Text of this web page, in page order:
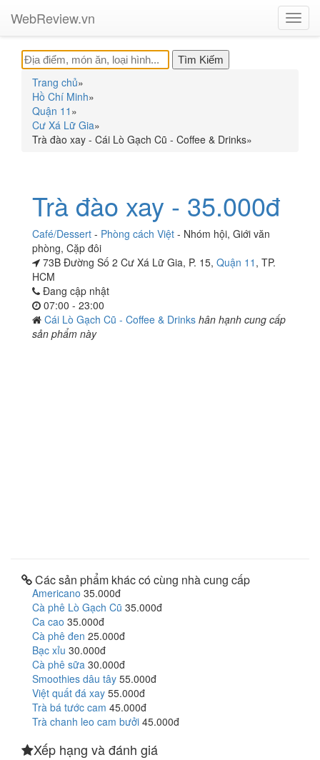
WebReview.vn
Trang chủ»
Hồ Chí Minh»
Quận 11 »
Cư Xá Lữ Gia»
Trà đào xay - Cái Lò Gạch Cũ - Coffee & Drinks»
Trà đào xay - 35.000đ
Café/Dessert - Phòng cách Việt - Nhóm hội, Giới văn
phòng, Cặp đôi
73B Đường Số 2 Cư Xá Lữ Gia, P. 15, Quận 11 , TP.
HCM
Đang cập nhật
07:00 - 23:00
Cái Lò Gạch Cũ - Coffee & Drinks hân hạnh cung cấp
sản phẩm này
Các sản phẩm khác có cùng nhà cung cấp
Americano 35.000đ
Cà phê Lò Gạch Cũ 35.000đ
Ca cao 35.000đ
Cà phê đen 25.000đ
Bạc xỉu 30.000đ
Cà phê sữa 30.000đ
Smoothies dâu tây 55.000đ
Việt quất đá xay 55.000đ
Trà bá tước cam 45.000đ
Trà chanh leo cam bưởi 45.000đ
Xếp hạng và đánh giá